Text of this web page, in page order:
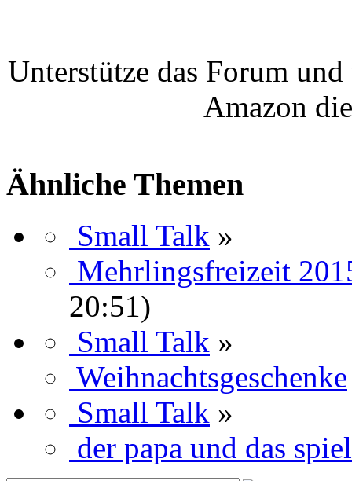
Unterstütze das Forum
Amazon
Ähnliche Themen
Small Talk »
Mehrlingsfreizeit
20:51)
Small Talk »
Weihnachtsgeschenke
Small Talk »
der papa und das